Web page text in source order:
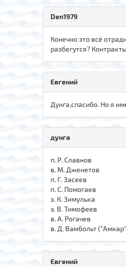
Den1979
Конечно это всё
разбегутся?
Евгений
Дунга,спасибо. Но я
дунга
п. Р. Славнов
в. М. Дженетов
п. Г. Засеев
п. С. Помогаев
з. К. Зимулька
з. В. Тимофеев
в. А. Рогачев
в. Д. Вамбольт
Евгений